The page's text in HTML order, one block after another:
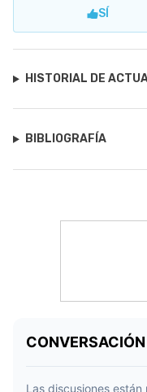
SÍ
HISTORIAL DE
BIBLIOGRAFÍA